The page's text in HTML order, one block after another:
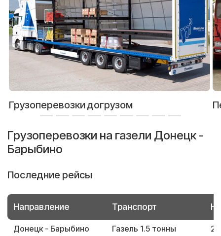
Грузоперевозки догрузом
Грузоперевозки на газели Донецк -
Барыбино
Последние рейсы
Направление Транспорт
Донецк - Барыбино Газель 1.5 тонны